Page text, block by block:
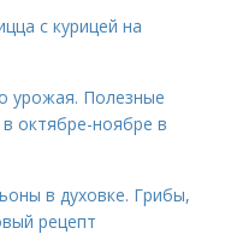
с курицей на
урожая. Полезные
октябре-ноябре в
в духовке. Грибы,
рецепт